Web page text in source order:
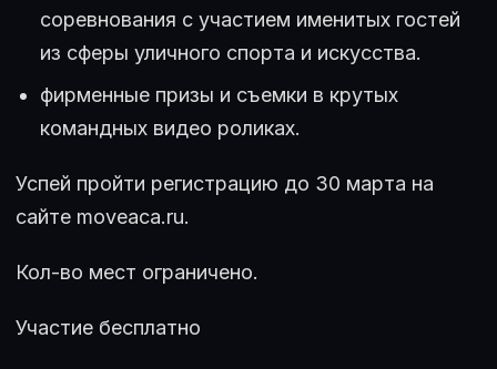
соревнования с участием именитых гостей
из сферы уличного спорта и искусства.
фирменные призы и съемки в крутых
командных видео роликах.
Успей пройти регистрацию до 30 марта на
сайте moveaca.ru.
Кол-во мест ограничено.
Участие бесплатно